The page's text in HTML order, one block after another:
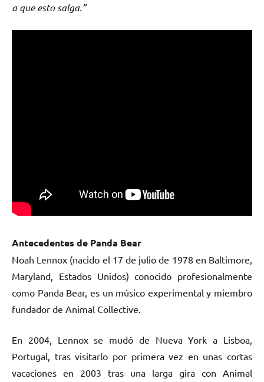
a que esto salga.”
Antecedentes de Panda Bear
Noah Lennox (nacido el 17 de julio de 1978 en Baltimore,
Maryland, Estados Unidos) conocido profesionalmente
como Panda Bear, es un músico experimental y miembro
fundador de Animal Collective.
En 2004, Lennox se mudó de Nueva York a Lisboa,
Portugal, tras visitarlo por primera vez en unas cortas
vacaciones en 2003 tras una larga gira con Animal